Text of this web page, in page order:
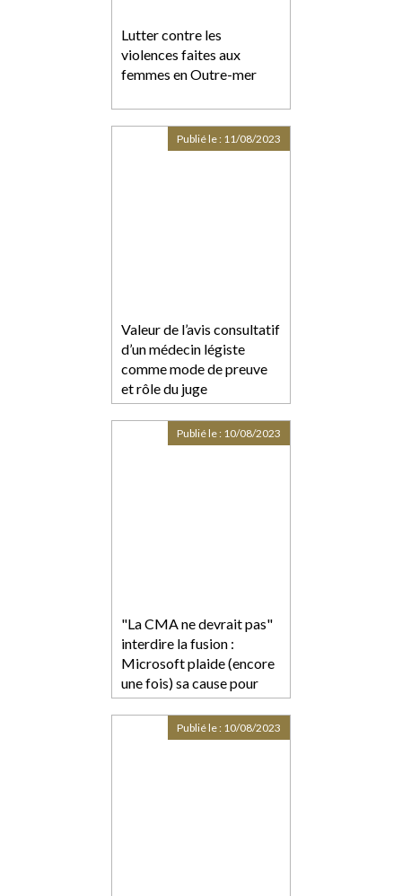
Lutter contre les
violences faites aux
femmes en Outre-mer
Valeur de l’avis consultatif
d’un médecin légiste
comme mode de preuve
et rôle du juge
Publié le : 11/08/2023
"La CMA ne devrait pas"
interdire la fusion :
Microsoft plaide (encore
une fois) sa cause pour
l’acquisition d’Activision-
Publié le : 10/08/2023
Publié le : 10/08/2023